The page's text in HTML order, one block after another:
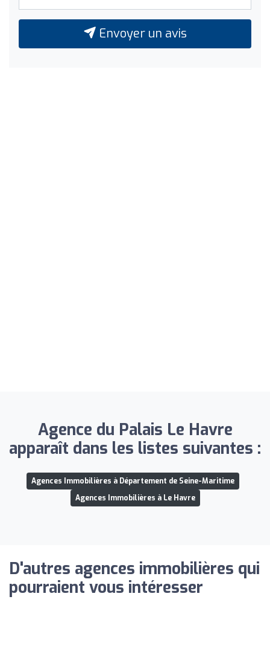
Envoyer un avis
Agence du Palais Le Havre
apparaît dans les listes suivantes :
Agences Immobilières à Département de Seine-Maritime
Agences Immobilières à Le Havre
D'autres agences immobilières qui
pourraient vous intéresser